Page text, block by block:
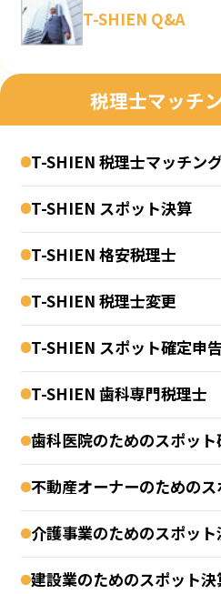
T-SHIEN Q&A
税理士マッチ
T-SHIEN 税理士マッチン
T-SHIEN スポット決算
T-SHIEN 格安税理士
T-SHIEN 税理士変更
T-SHIEN スポット確定申告
T-SHIEN 歯科専門税理士
歯科医院のためのスポット
不動産オーナーのための
介護事業のためのスポット
建設業のためのスポット決